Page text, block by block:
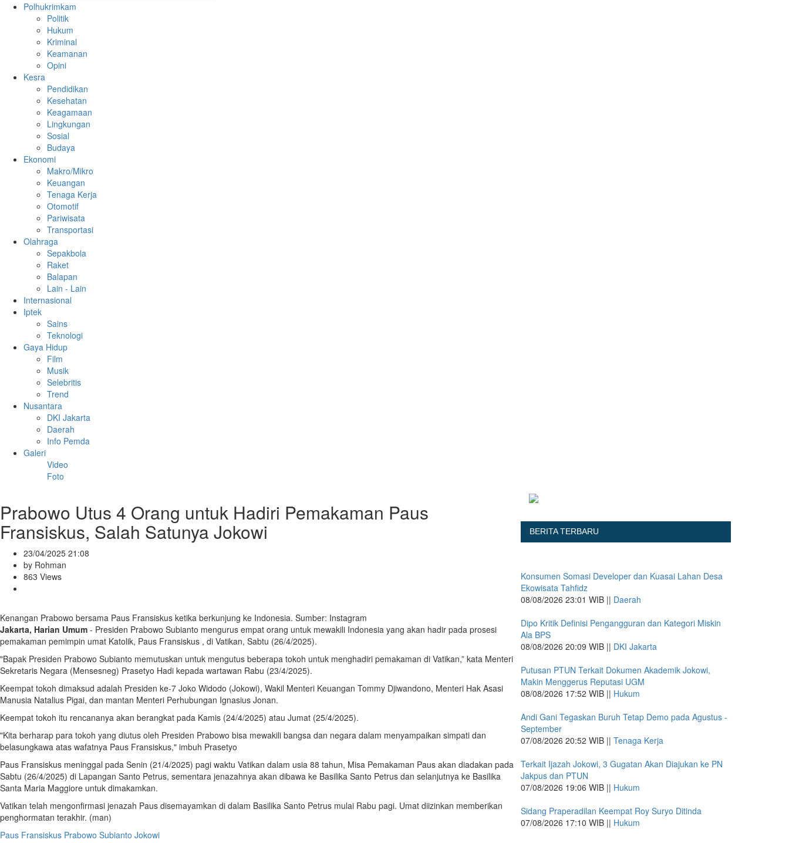
Polhukrimkam
Politik
Hukum
Kriminal
Keamanan
Opini
Kesra
Pendidikan
Kesehatan
Keagamaan
Lingkungan
Sosial
Budaya
Ekonomi
Makro/Mikro
Keuangan
Tenaga Kerja
Otomotif
Pariwisata
Transportasi
Olahraga
Sepakbola
Raket
Balapan
Lain - Lain
Internasional
Iptek
Sains
Teknologi
Gaya Hidup
Film
Musik
Selebritis
Trend
Nusantara
DKI Jakarta
Daerah
Info Pemda
Galeri
Video
Foto
Prabowo Utus 4 Orang untuk Hadiri Pemakaman Paus
Fransiskus, Salah Satunya Jokowi
23/04/2025 21:08
by Rohman
863 Views
Kenangan Prabowo bersama Paus Fransiskus ketika berkunjung ke Indonesia. Sumber: Instagram
Jakarta, Harian Umum - Presiden Prabowo Subianto mengurus empat orang untuk mewakili Indonesia yang akan hadir pada prosesi
pemakaman pemimpin umat Katolik, Paus Fransiskus , di Vatikan, Sabtu (26/4/2025).
"Bapak Presiden Prabowo Subianto memutuskan untuk mengutus beberapa tokoh untuk menghadiri pemakaman di Vatikan,” kata Menteri
Sekretaris Negara (Mensesneg) Prasetyo Hadi kepada wartawan Rabu (23/4/2025).
Keempat tokoh dimaksud adalah Presiden ke-7 Joko Widodo (Jokowi), Wakil Menteri Keuangan Tommy Djiwandono, Menteri Hak Asasi
Manusia Natalius Pigai, dan mantan Menteri Perhubungan Ignasius Jonan.
Keempat tokoh itu rencananya akan berangkat pada Kamis (24/4/2025) atau Jumat (25/4/2025).
"Kita berharap para tokoh yang diutus oleh Presiden Prabowo bisa mewakili bangsa dan negara dalam menyampaikan simpati dan
belasungkawa atas wafatnya Paus Fransiskus," imbuh Prasetyo
Paus Fransiskus meninggal pada Senin (21/4/2025) pagi waktu Vatikan dalam usia 88 tahun, Misa Pemakaman Paus akan diadakan pada
Sabtu (26/4/2025) di Lapangan Santo Petrus, sementara jenazahnya akan dibawa ke Basilika Santo Petrus dan selanjutnya ke Basilika
Santa Maria Maggiore untuk dimakamkan.
Vatikan telah mengonfirmasi jenazah Paus disemayamkan di dalam Basilika Santo Petrus mulai Rabu pagi. Umat diizinkan memberikan
penghormatan terakhir. (man)
Paus Fransiskus Prabowo Subianto Jokowi
BERITA TERBARU
Konsumen Somasi Developer dan Kuasai Lahan Desa
Ekowisata Tahfidz
08/08/2026 23:01 WIB || Daerah
Dipo Kritik Definisi Pengangguran dan Kategori Miskin
Ala BPS
08/08/2026 20:09 WIB || DKI Jakarta
Putusan PTUN Terkait Dokumen Akademik Jokowi,
Makin Menggerus Reputasi UGM
08/08/2026 17:52 WIB || Hukum
Andi Gani Tegaskan Buruh Tetap Demo pada Agustus -
September
07/08/2026 20:52 WIB || Tenaga Kerja
Terkait Ijazah Jokowi, 3 Gugatan Akan Diajukan ke PN
Jakpus dan PTUN
07/08/2026 19:06 WIB || Hukum
Sidang Praperadilan Keempat Roy Suryo Ditinda
07/08/2026 17:10 WIB || Hukum